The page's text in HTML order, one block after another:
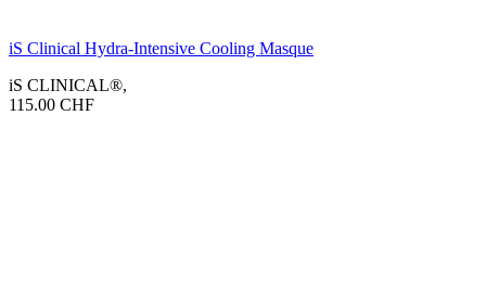
iS Clinical Hydra-Intensive Cooling Masque
iS CLINICAL®,
115.00 CHF